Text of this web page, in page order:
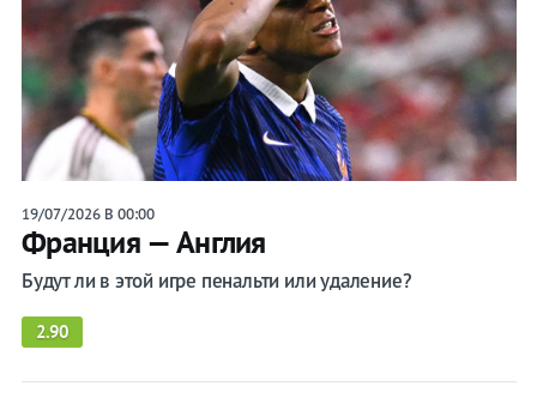
19/07/2026 В 00:00
Франция — Англия
Будут ли в этой игре пенальти или удаление?
2.90